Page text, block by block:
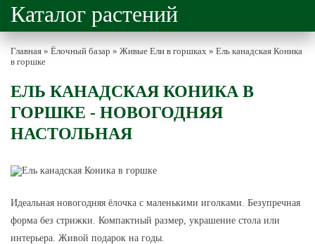
Каталог растений
Главная » Ёлочный базар » Живые Ели в горшках » Ель канадская Коника
в горшке
ЕЛЬ КАНАДСКАЯ КОНИКА В
ГОРШКЕ - НОВОГОДНЯЯ
НАСТОЛЬНАЯ
Идеальная новогодняя ёлочка с маленькими иголками. Безупречная
форма без стрижки. Компактный размер, украшение стола или
интерьера. Живой подарок на годы.